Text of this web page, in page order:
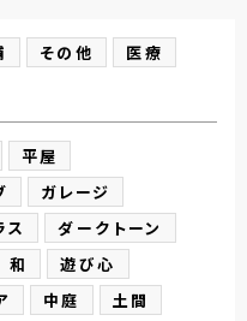
その他
医療
平屋
ガレージ
ス
ダークトーン
和
遊び心
中庭
土間